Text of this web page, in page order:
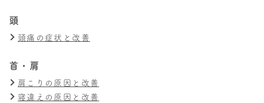
頭
頭痛の症状と改善
首・肩
肩こりの原因と改善
寝違えの原因と改善